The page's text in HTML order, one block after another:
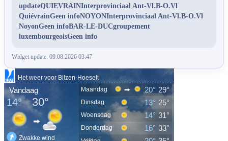
updateQUIEVRAINInterprovinciaal Ant-Vl.B-O.Vl
QuiévrainGeen infoNOYONInterprovinciaal Ant-Vl.B-O.Vl
NoyonGeen infoBAR-LE-DUCgroupement
luxembourgeoisGeen info
Widget update: 09.08.2026 03:47